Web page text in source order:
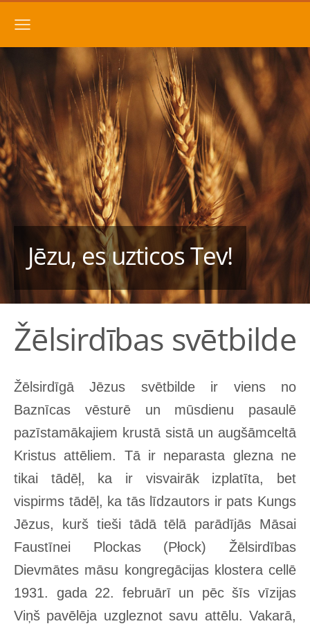
Jēzu, es uzticos Tev!
Žēlsirdības svētbilde
Žēlsirdīgā Jēzus svētbilde ir viens no
Baznīcas vēsturē un mūsdienu pasaulē
pazīstamākajiem krustā sistā un augšāmceltā
Kristus attēliem. Tā ir neparasta glezna ne
tikai tādēļ, ka ir visvairāk izplatīta, bet
vispirms tādēļ, ka tās līdzautors ir pats Kungs
Jēzus, kurš tieši tādā tēlā parādījās Māsai
Faustīnei Plockas (Płock) Žēlsirdības
Dievmātes māsu kongregācijas klostera cellē
1931. gada 22. februārī un pēc šīs vīzijas
Viņš pavēlēja uzgleznot savu attēlu. Vakarā,